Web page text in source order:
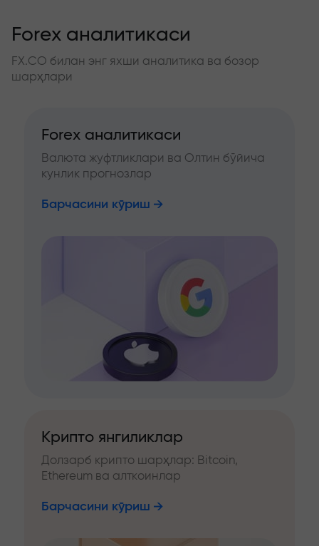
Forex аналитикаси
FX.CO билан энг яхши аналитика ва бозор
шарҳлари
Forex аналитикаси
Валюта жуфтликлари ва Олтин бўйича
кунлик прогнозлар
Барчасини кўриш
Крипто янгиликлар
Долзарб крипто шарҳлар: Bitcoin,
Ethereum ва алткоинлар
Барчасини кўриш